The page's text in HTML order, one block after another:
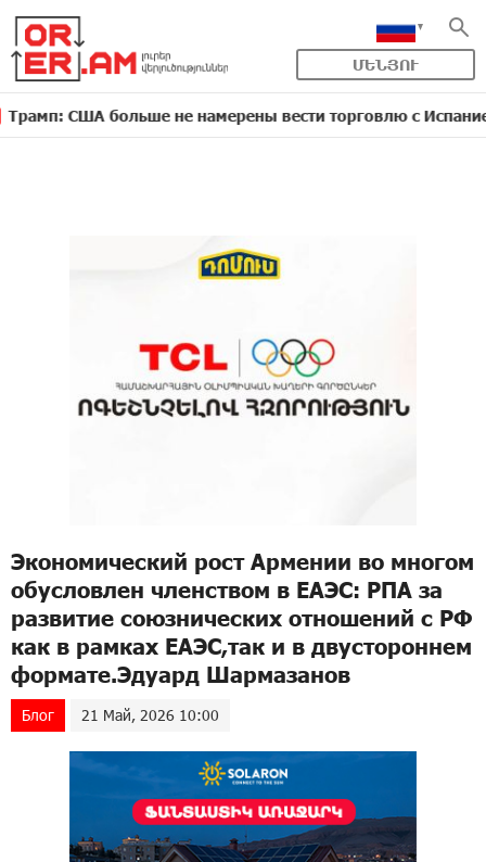
ՄԵՆՅՈՒ
больше не намерены вести торговлю с Испанией
Экономический рост Армении во многом
обусловлен членством в ЕАЭС: РПА за
развитие союзнических отношений с РФ
как в рамках ЕАЭС,так и в двустороннем
формате.Эдуард Шармазанов
Блог 21 Май, 2026 10:00